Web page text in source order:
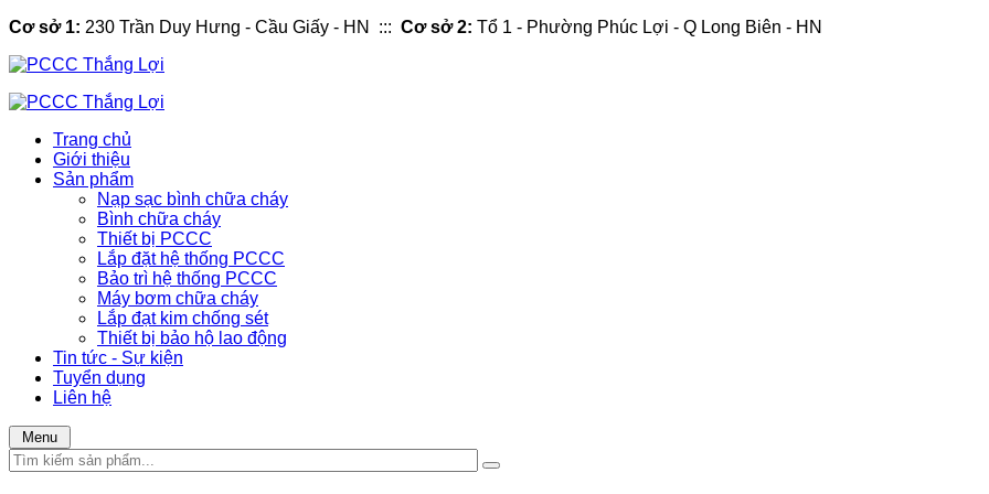
Cơ sở 1: 230 Trần Duy Hưng - Cầu Giấy - HN ::: Cơ sở 2: Tổ 1 - Phường Phúc Lợi - Q Long Biên - HN
Trang chủ
Giới thiệu
Sản phẩm
Nạp sạc bình chữa cháy
Bình chữa cháy
Thiết bị PCCC
Lắp đặt hệ thống PCCC
Bảo trì hệ thống PCCC
Máy bơm chữa cháy
Lắp đạt kim chống sét
Thiết bị bảo hộ lao động
Tin tức - Sự kiện
Tuyển dụng
Liên hệ
Menu